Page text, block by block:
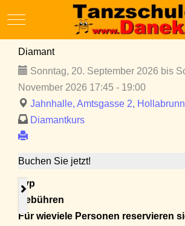
Mobile Menu Toggle
Diamant
Sonntag, 20. September 2026 bis
November 2026 17:45 - 19:00
Jahnhalle, Amtsgasse 2, Hollabrunn
Diamantkurs
Buchen Sie jetzt!
Typ
Gebühren
Für wieviele Personen reservieren